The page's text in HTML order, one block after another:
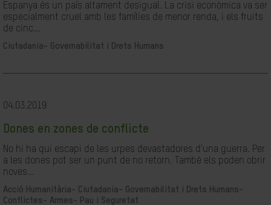
Espanya és un país altament desigual. La crisi econòmica va ser
especialment cruel amb les famílies de menor renda, i els fruits
de cinc...
Ciutadania- Governabilitat i Drets Humans
04.03.2019
Dones en zones de conflicte
No hi ha qui escapi de les urpes devastadores d'una guerra. Per
a les dones pot ser un punt de no retorn. També els poden obrir
noves...
Acció Humanitària-
Ciutadania- Governabilitat i Drets Humans-
Conflictes- Armes- Pau i Seguretat